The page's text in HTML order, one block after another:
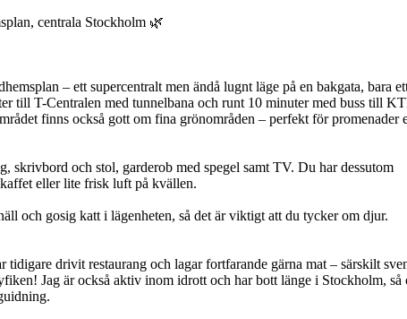
centrala Stockholm 🌿
– ett supercentralt men ändå lugnt läge på en bakgata, bara
till T-Centralen med tunnelbana och runt 10 minuter med buss till
finns också gott om fina grönområden – perfekt för promenader
skrivbord och stol, garderob med spegel samt TV. Du har dessutom
eller lite frisk luft på kvällen.
och gosig katt i lägenheten, så det är viktigt att du tycker om djur.
tidigare drivit restaurang och lagar fortfarande gärna mat – särskilt
Jag är också aktiv inom idrott och har bott länge i Stockholm, så